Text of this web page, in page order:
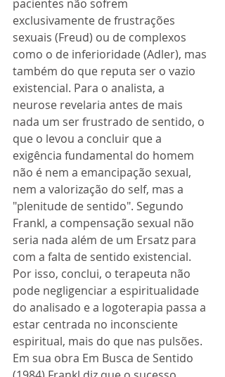
pacientes não sofrem
exclusivamente de frustrações
sexuais (Freud) ou de complexos
como o de inferioridade (Adler), mas
também do que reputa ser o vazio
existencial. Para o analista, a
neurose revelaria antes de mais
nada um ser frustrado de sentido, o
que o levou a concluir que a
exigência fundamental do homem
não é nem a emancipação sexual,
nem a valorização do self, mas a
"plenitude de sentido". Segundo
Frankl, a compensação sexual não
seria nada além de um Ersatz para
com a falta de sentido existencial.
Por isso, conclui, o terapeuta não
pode negligenciar a espiritualidade
do analisado e a logoterapia passa a
estar centrada no inconsciente
espiritual, mais do que nas pulsões.
Em sua obra Em Busca de Sentido